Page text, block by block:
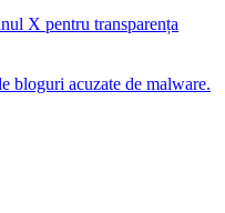
X pentru transparența
bloguri acuzate de malware.